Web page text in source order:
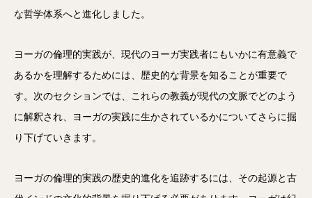
な哲学体系へと進化しました。
ヨーガの倫理的実践が、現代のヨーガ実践者にもいかに有意義で
あるかを理解するためには、歴史的な背景を知ることが重要で
す。次のセクションでは、これらの教義が現代の文脈でどのよう
に解釈され、ヨーガの実践に生かされているかについてさらに掘
り下げていきます。
ヨーガの倫理的実践の歴史的進化を追跡するには、その起源と古